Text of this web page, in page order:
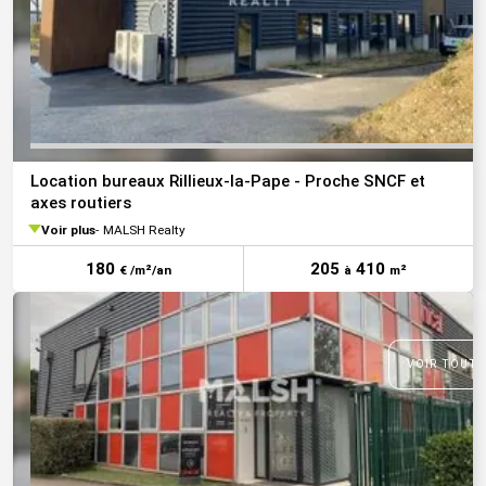
Location bureaux Rillieux-la-Pape - Proche SNCF et
axes routiers
Voir plus MALSH Realty
180 € /m²/an 205 à 410 m²
VOIR